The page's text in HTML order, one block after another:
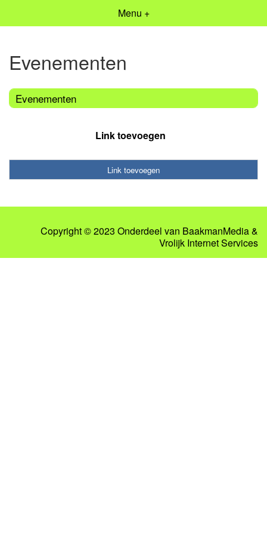
Menu +
Evenementen
Evenementen
Link toevoegen
Link toevoegen
Copyright © 2023 Onderdeel van BaakmanMedia&
Vrolijk Internet Services